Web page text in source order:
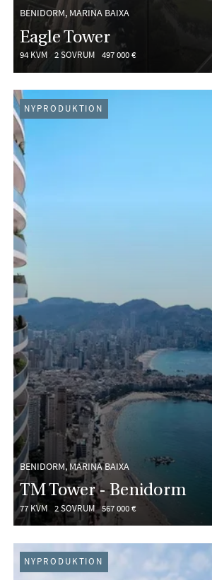
BENIDORM, MARINA BAIXA
Eagle Tower
94 KVM 2 SOVRUM 497 000 €
BENIDORM, MARINA BAIXA
TM Tower - Benidorm
77 KVM 2 SOVRUM 567 000 €
NYPRODUKTION
NYPRODUKTION